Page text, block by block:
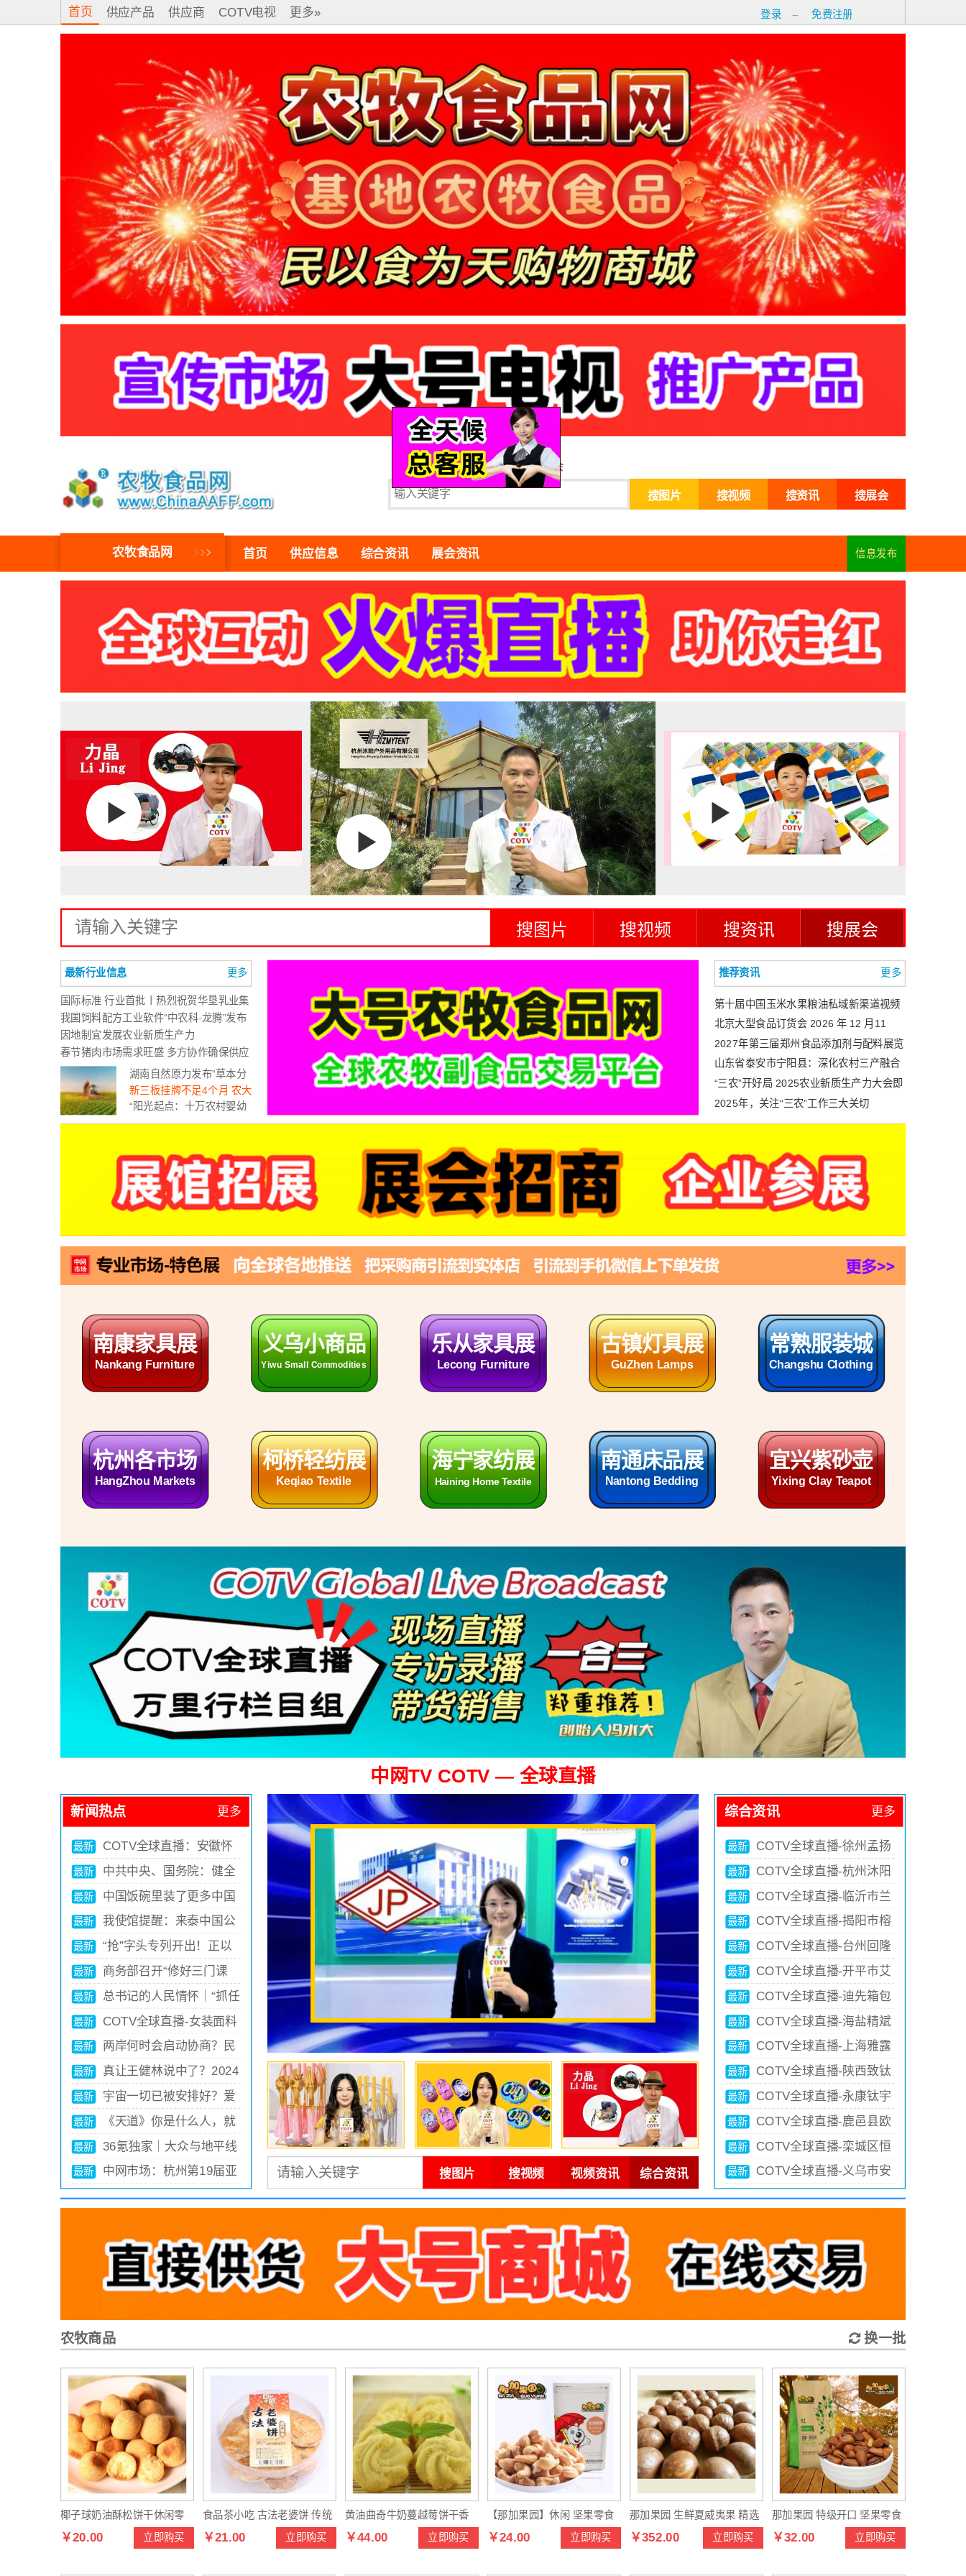
首页 供应产品 供应商 COTV电视 更多» 登录 --免费注册
图片 资讯 视频 展会
搜图片 搜视频 搜资讯 搜展会
农牧食品网 首页 供应信息 综合资讯 展会资讯 信息发布
更多
最新行业信息
国际标准 行业首批丨热烈祝贺华垦乳业集
团斩获全球标准食品安全认证，引领驼奶
安全新高度！
我国饲料配方工业软件“中农科·龙腾”发布
有望打破国内饲料配方软件长期依赖国外
产品局面
因地制宜发展农业新质生产力
春节猪肉市场需求旺盛 多方协作确保供应
充足稳定
湖南自然原力发布“草本分
子营养素”，开创中药营养
应用新领域
新三板挂牌不足4个月 农大
科技闯关北交所
“阳光起点：十万农村婴幼
儿入户养育指导行动计划”
更多
推荐资讯
第十届中国玉米水果粮油私域新渠道视频
号大会
北京大型食品订货会 2026 年 12 月11
——13举办 亚洲食品博览会甄选优质食饮
产品
2027年第三届郑州食品添加剂与配料展览
会|郑州食品添加剂展
山东省泰安市宁阳县：深化农村三产融合
助推乡村全域振兴
“三农”开好局 2025农业新质生产力大会即
将召开
2025年，关注“三农”工作三大关切
这里的农业“会上天”“能下海”——广东加快
中国农业农村信息网_农业农村部召开全
国海洋渔业安全生产视频会议强调 以极端
负责态度抓紧抓实渔业安
安徽各市场
AnHui Markets
山东各市场
ShanDong Markets
贵州各市场
GuiZhou Markets
河南各市场
HeNan Markets
四川各市场
SiChuan Markets
湖北各市场
HuBei Markets
陕西各市场
ShanXi Markets
河北各市场
HeBei Markets
中网TV COTV — 全球直播
更多
新闻热点
最新
中网市场：人人参与 共铸
亚运精彩（体坛观澜）
最新 中网市场：中国车谷“换
道”加速
最新 中网市场：杨振宁留一
手，翁帆“防不胜防”!101岁的杨
振宁，谋略太深
最新
冯小刚坦言人生有三大遗
憾：最大的遗憾没想到是捧红王
宝强！
最新
从温州出发，正泰如何跳
出浙江站稳千亿级发展台阶
最新
她们的高消费你想象不
到，花钱如流水的6位女星，一
般人真养不起
最新 清华才女”李一诺：辞百万
年薪，4年生3娃，现帮比尔盖
茨花钱
最新 中国GDP“第一区”，迎来
新任一把手
最新
首富王健林贴身女秘书：
年薪百万月休15天，为什么只
有大专学历？
最新
如今，她已经成为了中国
影视圈的一位重要人物，备受人
们的喜爱和关注。
最新
2023澳康达世界名车展6
月14日澎湃启幕！一站逛遍全
球好车，3000台准新车半价就
购了！
最新 现代化产业体系建设迈出
新步伐（推动经济实现质的有效
提升和量的合理增长
最新 中美防长在香格里拉对话
会开幕晚宴上握手
最新
黄晓明新恋情曝光!新女友
正面照曝光，曾跟baby合影夸
更多
综合资讯
最新
COTV全球直播-汕头市澄
海区凯蓝实业有限公司、深圳童
翔贸易有限公司专业生产：魔豆
魔方、解压玩具等儿童智力开发
产品，源头工厂，欢迎大家光
临！
最新 COTV全球直播-桐庐迎丰
制笔有限公司专业生产：中性
笔、可擦笔、美术高光笔、点点
胶笔、高温消失笔及永恒铅笔等
文具产品,总经理李悦欢迎大家
光临！
最新 COTV全球直播-温州市龙
湾沙城宏星阀门厂专业生产各种
材质
304/321/304L/316L/2520/2205
不锈钢弯头、大小头、各种180
度弯头等产品，欢迎大家光临！
最新
COTV全球直播-乐清市德
马吉气动有限公司专业生产：
“德马吉”品牌系列各种规格的气
动执行器产品，设计创新、制造
精良款式多样，现货供应，欢迎
大家光临！
最新
COTV全球直播-义乌净瓶
工艺品有限公司专业生产佛教净
水瓶、佛教唐卡、财富相框等佛
教财运系列产品，欢迎大家光
临！
最新
COTV全球直播-永康市晟
铜瑞工贸有限公司专业生产各种
铜火锅、景泰蓝火锅；永康市舒
舒电器有限公司专业生产各种铜
壶、铜水壶、铜壶、宝瓶等工艺
产品，欢迎大家光临！
最新 COTV全球直播-义乌市下
堡电子商务有限公司专业生产5
齿葫芦、8齿链条及钢爪、10齿
黄钉及钢爪，24齿链条、26齿
不锈钢等防滑鞋套冰爪及冰爪材
料和半成品等产品，欢迎大家光
临！
最新 COTV全球直播-南通顺驰
橡胶制品有限公司专业生产：
“盛吉斯”、“SUNCHASE”、“驰
阳”、“SKYIPEAK”品牌自行车、
摩托车、电动车内胎及3D打印
座鞍等产品，欢迎大家光临！
最新
COTV全球直播-杭州天婷
缘实业有限公司旗下杭州萧山党
湾小依依服装厂专业研发生产：
“Zizipuff仔仔泡芙”品牌系列针织
童装、纺织童装，包括牛仔童装
及各种全棉童装系列产品，源头
工厂，欢迎大家光临！
最新
COTV全球直播-东阳市维
卡饰品有限公司专业生产：新娘
头带、发梳、腰带、手棒花、胸
花、鞋花、服装辅料等产品；设
计时尚、做工精制，款式多样，
欢迎大家光临！
最新
COTV全球直播-温州荣山
科技有限公司专业生产: 各种喷
枪、电弧、卡子炉、点火枪等产
品；广泛应用于酒店、企事业食
堂、家庭以及户外野炊等领域，
光临！
最新 COTV全球直播-霸州市樊
鑫家具有限公司专业生产:钢木
茶几、套几、边几、钢木升降
桌、便携式电脑桌、移动茶台等
光临！
最新 COTV全球直播-广西玉林
市百能达日用粘胶制品厂专业生
产:杀鼠剂、杀虫热雾剂、微乳
红义蚁药、粘鼠板粘鼠纸、蟑螂
屋、捕鼠笼、粘虫板、捕虫灯、
太阳能杀虫灯，欢迎大家光临！
最新
COTV全球直播-永康市顺
丰不锈钢制品厂专业生产:各种
壶、各种不锈钢酒杯系列饮品用
具等产品，欢迎大家光临！
农牧商品 换一批
椰子球奶油酥松饼干休闲零
食健康无添加曲奇饼干立即购买
￥20.00
食品茶小吃 古法老婆饼 传统
糕点饼干250g 立即购买
￥21.00
黄油曲奇牛奶蔓越莓饼干香
浓酥脆甜饼休闲点心零食品
立即购买
￥44.00
【那加果园】休闲 坚果零食
特产 盐焗腰果休闲食品干果
立即购买
￥24.00
那加果园 生鲜夏威夷果 精选
夏威夷果10斤每箱立即购买
￥352.00
那加果园 特级开口 坚果零食
特产野生东北红松子立即购买
￥32.00